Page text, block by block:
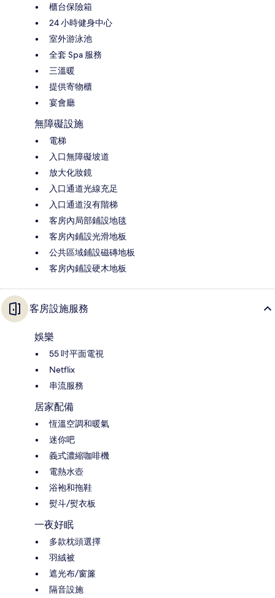
櫃台保險箱
24 小時健身中心
室外游泳池
全套 Spa 服務
三溫暖
提供寄物櫃
宴會廳
無障礙設施
電梯
入口無障礙坡道
放大化妝鏡
入口通道光線充足
入口通道沒有階梯
客房內局部鋪設地毯
客房內鋪設光滑地板
公共區域鋪設磁磚地板
客房內鋪設硬木地板
客房設施服務
娛樂
55 吋平面電視
Netflix
串流服務
居家配備
恆溫空調和暖氣
迷你吧
義式濃縮咖啡機
電熱水壺
浴袍和拖鞋
熨斗/熨衣板
一夜好眠
多款枕頭選擇
羽絨被
遮光布/窗簾
隔音設施